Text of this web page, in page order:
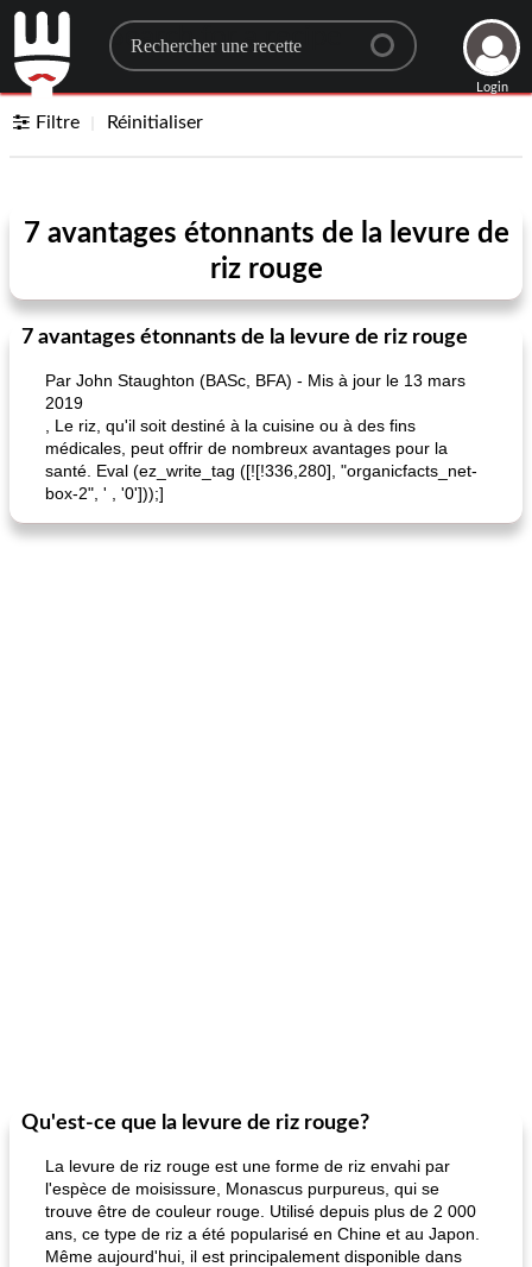
Search for a recipe
Login
Filtre Réinitialiser
7 avantages étonnants de la levure de
riz rouge
7 avantages étonnants de la levure de riz rouge
Par John Staughton (BASc, BFA) - Mis à jour le 13 mars
2019
, Le riz, qu'il soit destiné à la cuisine ou à des fins
médicales, peut offrir de nombreux avantages pour la
santé. Eval (ez_write_tag ([![!336,280], "organicfacts_net-
box-2", ' , '0']));]
Qu'est-ce que la levure de riz rouge?
La levure de riz rouge est une forme de riz envahi par
l'espèce de moisissure, Monascus purpureus, qui se
trouve être de couleur rouge. Utilisé depuis plus de 2 000
ans, ce type de riz a été popularisé en Chine et au Japon.
Même aujourd'hui, il est principalement disponible dans